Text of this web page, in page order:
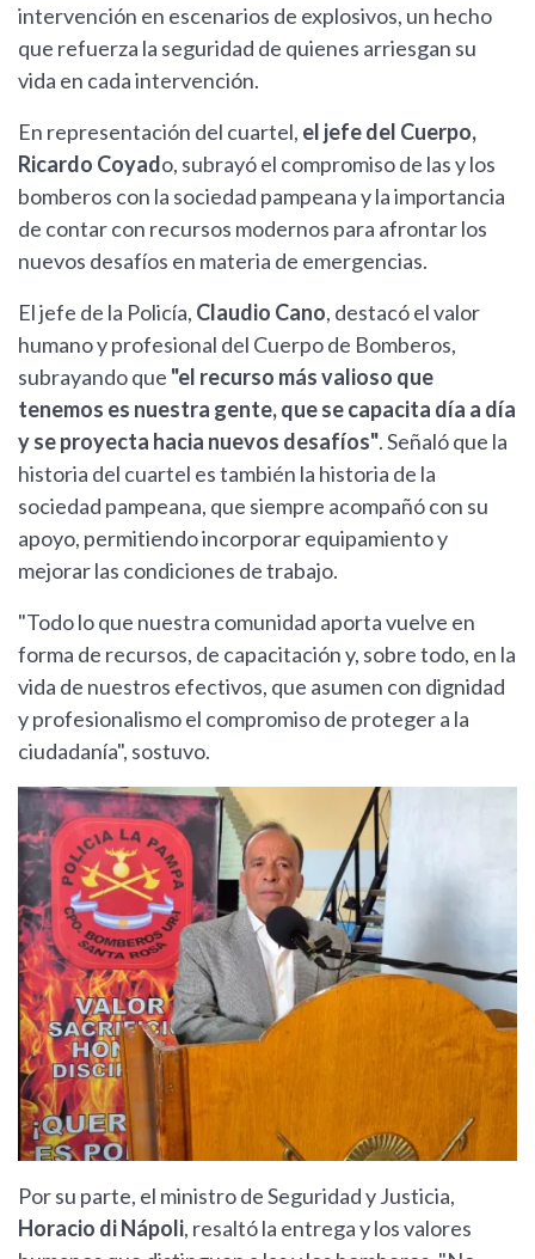
intervención en escenarios de explosivos, un hecho
que refuerza la seguridad de quienes arriesgan su
vida en cada intervención.
En representación del cuartel, el jefe del Cuerpo,
Ricardo Coyado, subrayó el compromiso de las y los
bomberos con la sociedad pampeana y la importancia
de contar con recursos modernos para afrontar los
nuevos desafíos en materia de emergencias.
El jefe de la Policía, Claudio Cano, destacó el valor
humano y profesional del Cuerpo de Bomberos,
subrayando que "el recurso más valioso que
tenemos es nuestra gente, que se capacita día a día
y se proyecta hacia nuevos desafíos". Señaló que la
historia del cuartel es también la historia de la
sociedad pampeana, que siempre acompañó con su
apoyo, permitiendo incorporar equipamiento y
mejorar las condiciones de trabajo.
"Todo lo que nuestra comunidad aporta vuelve en
forma de recursos, de capacitación y, sobre todo, en la
vida de nuestros efectivos, que asumen con dignidad
y profesionalismo el compromiso de proteger a la
ciudadanía", sostuvo.
Por su parte, el ministro de Seguridad y Justicia,
Horacio di Nápoli, resaltó la entrega y los valores